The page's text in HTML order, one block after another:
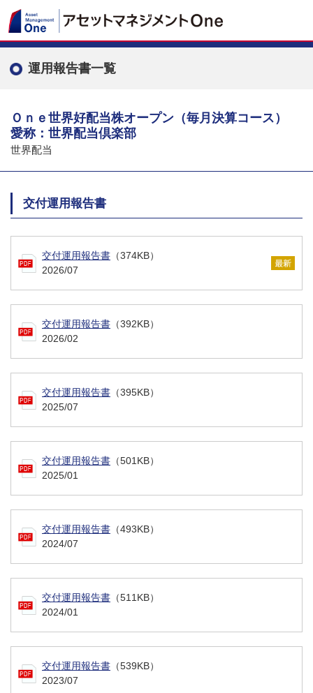
運用報告書一覧
Ｏｎｅ世界好配当株オープン（毎月決算コース）
愛称：世界配当倶楽部
世界配当
交付運用報告書
交付運用報告書 （374KB）
2026/07
交付運用報告書 （392KB）
2026/02
交付運用報告書 （395KB）
2025/07
交付運用報告書 （501KB）
2025/01
交付運用報告書 （493KB）
2024/07
交付運用報告書 （511KB）
2024/01
交付運用報告書 （539KB）
2023/07